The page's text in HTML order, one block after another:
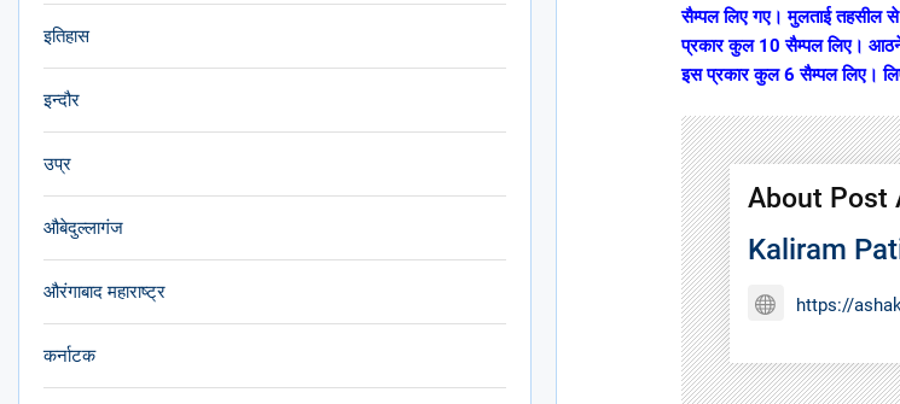
सैम्पल लिए गए। मुलताई तहसील
प्रकार कुल 10 सैम्पल लिए।
इस प्रकार कुल 6 सैम्पल लिए। लिए
About Post
Kaliram
https://
इतिहास
इन्दौर
उप्र
औबेदुल्लागंज
औरंगाबाद महाराष्ट्र
कर्नाटक